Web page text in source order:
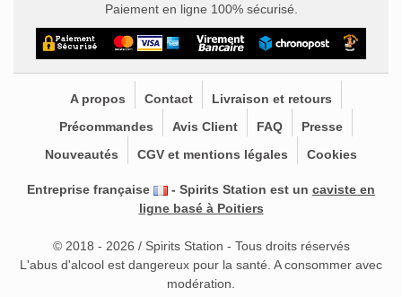
Paiement en ligne 100% sécurisé.
A propos Contact
Livraison et retours
Précommandes
Avis Client FAQ
Presse
Nouveautés
CGV et mentions légales Cookies
Entreprise française - Spirits Station est un caviste en
ligne basé à Poitiers
© 2018 - 2026 / Spirits Station - Tous droits réservés
L'abus d'alcool est dangereux pour la santé. A consommer avec
modération.